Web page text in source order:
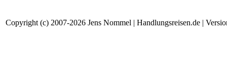
Copyright (c) 2007-2026 Jens Nommel | Handlungsreisen.de |